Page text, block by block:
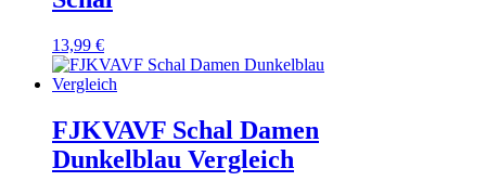
13,99 €
FJKVAVF Schal Damen
Dunkelblau Vergleich